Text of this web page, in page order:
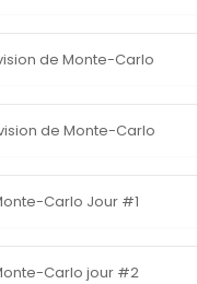
de Monte-Carlo
de Monte-Carlo
Carlo Jour #1
Carlo jour #2